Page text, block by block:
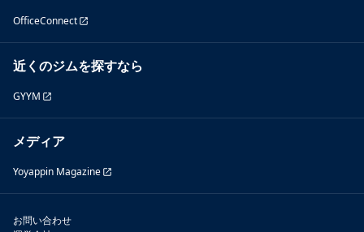
OfficeConnect
近くのジムを探すなら
GYYM
メディア
Yoyappin Magazine
お問い合わせ